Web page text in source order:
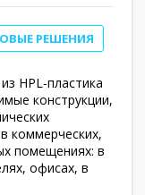
РЕШЕНИЯ
HPL-пластика
конструкции,
коммерческих,
помещениях: в
офисах, в